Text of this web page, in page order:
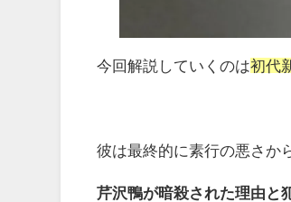
今回解説していくのは初代
彼は最終的に素行の悪さか
芹沢鴨が暗殺された理由と